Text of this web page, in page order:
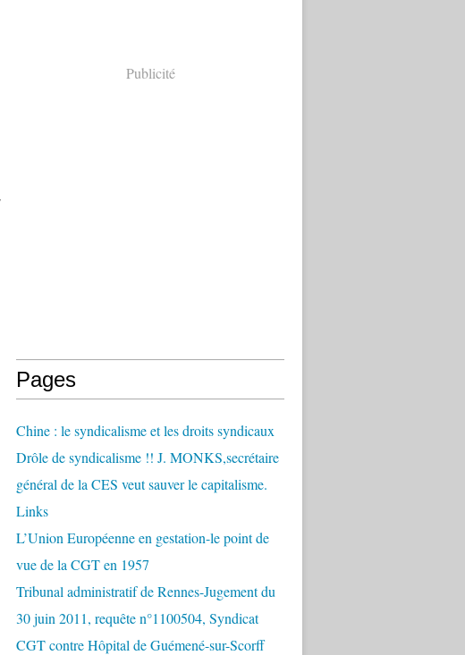
Publicité
Pages
Chine : le syndicalisme et les droits syndicaux
Drôle de syndicalisme !! J. MONKS,secrétaire
général de la CES veut sauver le capitalisme.
Links
L’Union Européenne en gestation-le point de
vue de la CGT en 1957
Tribunal administratif de Rennes-Jugement du
30 juin 2011, requête n°1100504, Syndicat
CGT contre Hôpital de Guémené-sur-Scorff